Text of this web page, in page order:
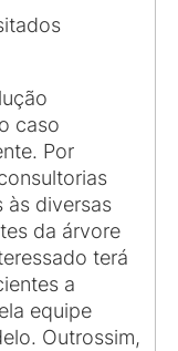
caso
Por
às diversas
da árvore
terá
a
equipe
Outrossim,